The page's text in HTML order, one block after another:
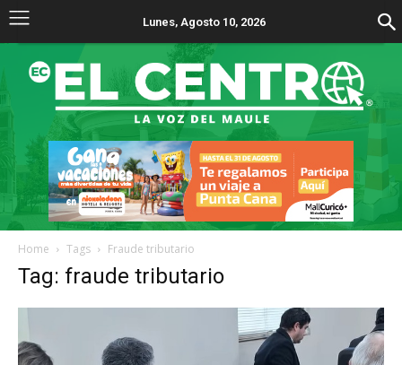
Lunes, Agosto 10, 2026
Home Tags Fraude tributario
Tag: fraude tributario